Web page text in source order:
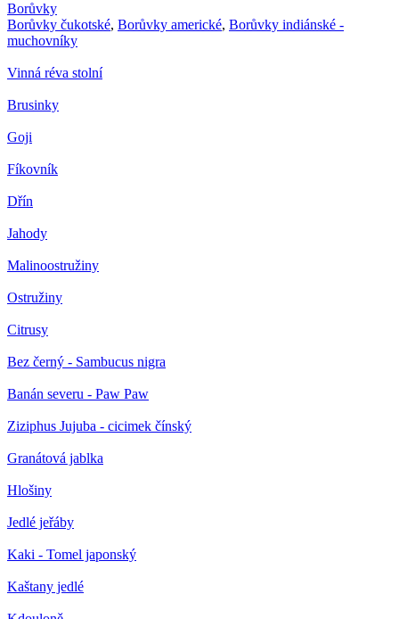
Borůvky
Borůvky čukotské, Borůvky americké, Borůvky indiánské -
muchovníky
Vinná réva stolní
Brusinky
Goji
Fíkovník
Dřín
Jahody
Malinoostružiny
Ostružiny
Citrusy
Bez černý - Sambucus nigra
Banán severu - Paw Paw
Ziziphus Jujuba - cicimek čínský
Granátová jablka
Hlošiny
Jedlé jeřáby
Kaki - Tomel japonský
Kaštany jedlé